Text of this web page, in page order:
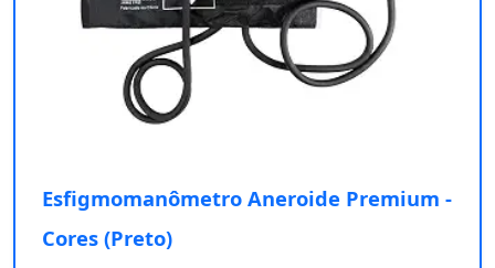
Esfigmomanômetro Aneroide Premium -
Cores (Preto)